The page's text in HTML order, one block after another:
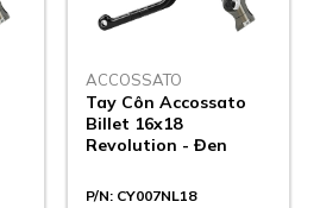
ACCOSSATO
Tay Côn Accossato
Billet 16x18
Revolution - Đen
P/N: CY007NL18